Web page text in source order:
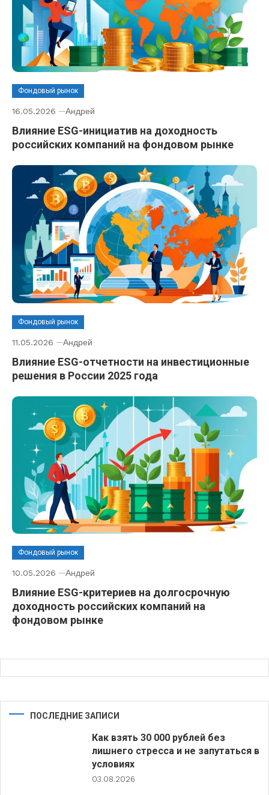
Фондовый рынок
16.05.2026 Андрей
Влияние ESG-инициатив на доходность
российских компаний на фондовом рынке
Фондовый рынок
11.05.2026 Андрей
Влияние ESG-отчетности на инвестиционные
решения в России 2025 года
Фондовый рынок
10.05.2026 Андрей
Влияние ESG-критериев на долгосрочную
доходность российских компаний на
фондовом рынке
ПОСЛЕДНИЕ ЗАПИСИ
Как взять 30 000 рублей без
лишнего стресса и не запутаться в
условиях
03.08.2026